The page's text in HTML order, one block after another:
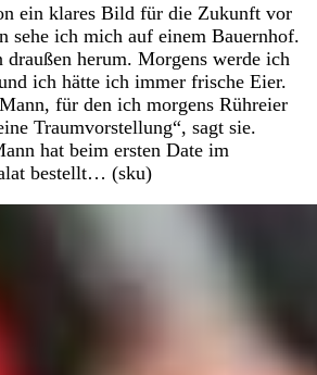
ein klares Bild für die Zukunft vor
sehe ich mich auf einem Bauernhof.
herum. Morgens werde ich
ich hätte ich immer frische Eier.
für den ich morgens Rühreier
Traumvorstellung“, sagt sie.
hat beim ersten Date im
bestellt… (sku)